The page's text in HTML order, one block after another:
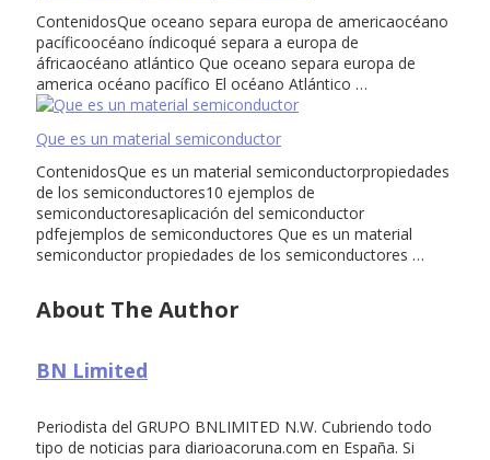
ContenidosQue oceano separa europa de americaocéano
pacíficoocéano índicoqué separa a europa de
áfricaocéano atlántico Que oceano separa europa de
america océano pacífico El océano Atlántico …
Que es un material semiconductor
ContenidosQue es un material semiconductorpropiedades
de los semiconductores10 ejemplos de
semiconductoresaplicación del semiconductor
pdfejemplos de semiconductores Que es un material
semiconductor propiedades de los semiconductores …
About The Author
BN Limited
Periodista del GRUPO BNLIMITED N.W. Cubriendo todo
tipo de noticias para diarioacoruna.com en España. Si